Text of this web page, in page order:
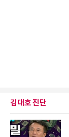
김대호 진단